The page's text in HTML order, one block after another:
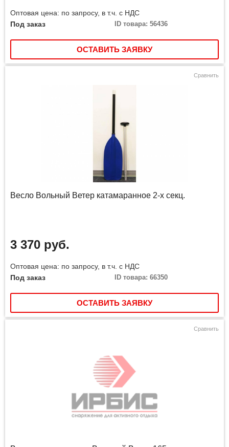
Оптовая цена: по запросу, в т.ч. с НДС
Под заказ
ID товара: 56436
ОСТАВИТЬ ЗАЯВКУ
Сравнить
Весло Вольный Ветер катамаранное 2-х секц.
3 370 руб.
Оптовая цена: по запросу, в т.ч. с НДС
Под заказ
ID товара: 66350
ОСТАВИТЬ ЗАЯВКУ
Сравнить